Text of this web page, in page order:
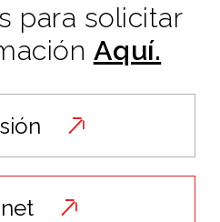
para solicitar
Aquí.